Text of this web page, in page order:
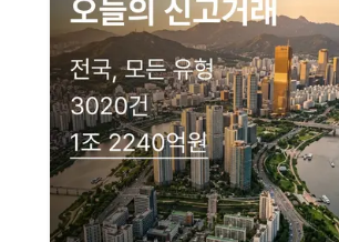
네이버 지도 연결 안내
현재 네이버 지도 연결이 원활하지 않아 지도를
이용에 불편을 드려 죄송합니다.
다시 시도